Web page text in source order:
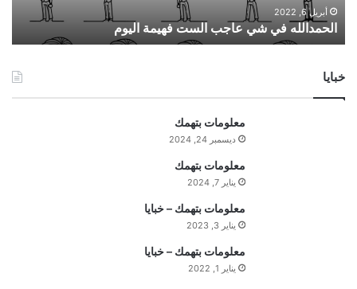
ي
ي
ع
أبريل 6, 2022
الحمدالله في شي عاجب الست فهيمة اليوم
خبايا
معلومات بتهمك
ديسمبر 24, 2024
معلومات بتهمك
يناير 7, 2024
معلومات بتهمك – خبايا
يناير 3, 2023
معلومات بتهمك – خبايا
يناير 1, 2022